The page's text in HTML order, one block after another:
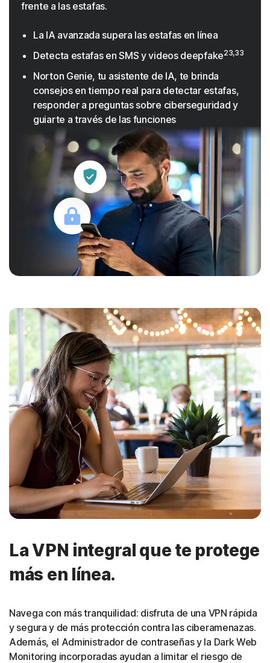
frente a las estafas.
La IA avanzada supera las estafas en línea
Detecta estafas en SMS y videos deepfake23,33
Norton Genie, tu asistente de IA, te brinda
consejos en tiempo real para detectar estafas,
responder a preguntas sobre ciberseguridad y
guiarte a través de las funciones
La VPN integral que te protege
más en línea.
Navega con más tranquilidad: disfruta de una VPN rápida
y segura y de más protección contra las ciberamenazas.
Además, el Administrador de contraseñas y la Dark Web
Monitoring incorporadas ayudan a limitar el riesgo de